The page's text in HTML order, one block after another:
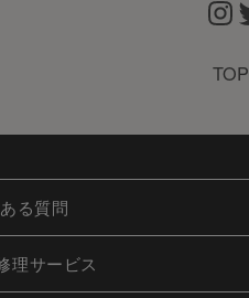
TOP
る質問
理サービス